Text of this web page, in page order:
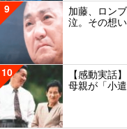
9
加藤、ロン
泣。その想
10
【感動実話
母親が「小